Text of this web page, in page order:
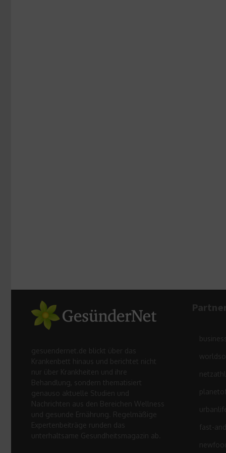
gesuendernet.de blickt über das
Krankenbett hinaus und berichtet nicht
nur über Krankheiten und ihre
Behandlung, sondern thematisiert
genauso aktuelle Studien und
Nachrichten aus den Bereichen Wellness
und gesunde Ernährung. Regelmäßige
Expertenbeiträge runden das
unterhaltsame Gesundheitsmagazin ab.
fast-